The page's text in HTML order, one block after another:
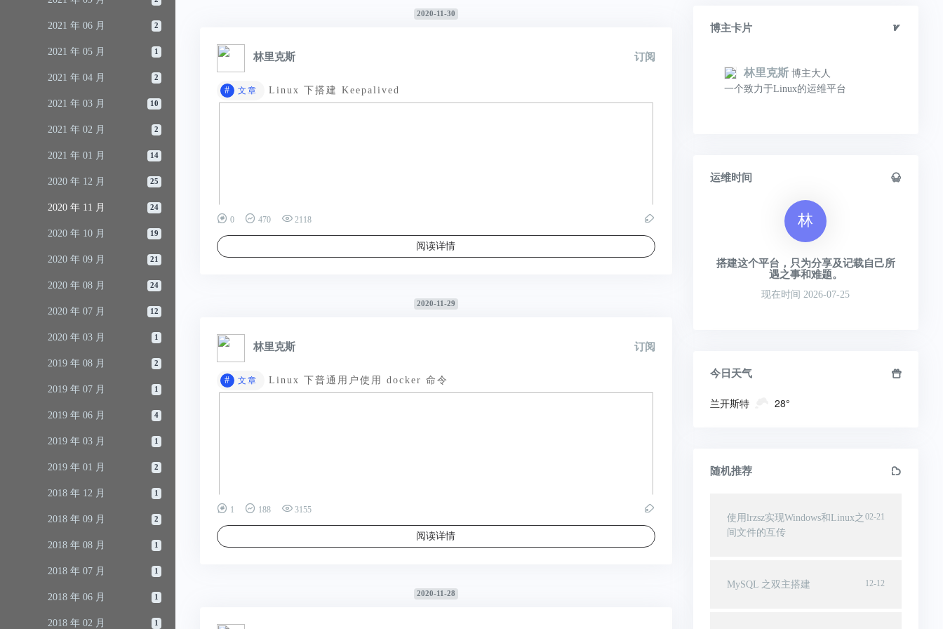
2021 年 06 月 2
2021 年 05 月 1
2021 年 04 月 2
2021 年 03 月 10
2021 年 02 月 2
2021 年 01 月 14
2020 年 12 月 25
2020 年 11 月 24
2020 年 10 月 19
2020 年 09 月 21
2020 年 08 月 24
2020 年 07 月 12
2020 年 03 月 1
2019 年 08 月 2
2019 年 07 月 1
2019 年 06 月 4
2019 年 03 月 1
2019 年 01 月 2
2018 年 12 月 1
2018 年 09 月 2
2018 年 08 月 1
2018 年 07 月 1
2018 年 06 月 1
2018 年 02 月 1
2020-11-30
林里克斯 订阅
# 文章 Linux 下搭建 Keepalived
0 470 2118
阅读详情
2020-11-29
林里克斯 订阅
# 文章 Linux 下普通用户使用 docker 命令
1 188 3155
阅读详情
2020-11-28
博主卡片
林里克斯 博主大人
一个致力于Linux的运维平台
运维时间
林
搭建这个平台，只为分享及记载自己所
遇之事和难题。
现在时间 2026-07-25
今日天气
兰开斯特 28°
随机推荐
02-21
使用lrzsz实现Windows和Linux之
间文件的互传
12-12
MySQL 之双主搭建